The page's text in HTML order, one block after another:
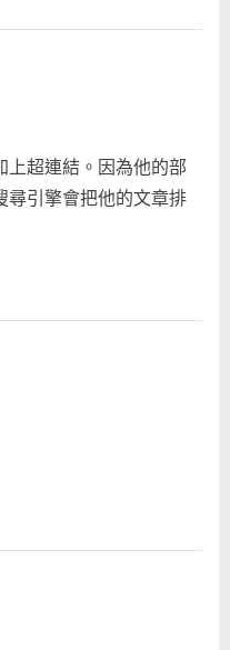
上超連結。因為他的部
尋引擎會把他的文章排